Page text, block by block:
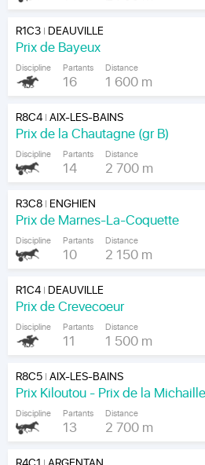
R1C3| DEAUVILLE
Prix de Bayeux
Discipline Partants
16
Distance
1 600 m
R8C4|AIX-LES-BAINS
Prix de la Chautagne (gr B)
Discipline Partants
14
Distance
2 700 m
R3C8| ENGHIEN
Prix de Marnes-La-Coquette
Discipline Partants
10
Distance
2 150 m
R1C4| DEAUVILLE
Prix de Crevecoeur
Discipline Partants
11
Distance
1 500 m
R8C5|AIX-LES-BAINS
Prix Kiloutou - Prix de la
Discipline Partants
13
Distance
2 700 m